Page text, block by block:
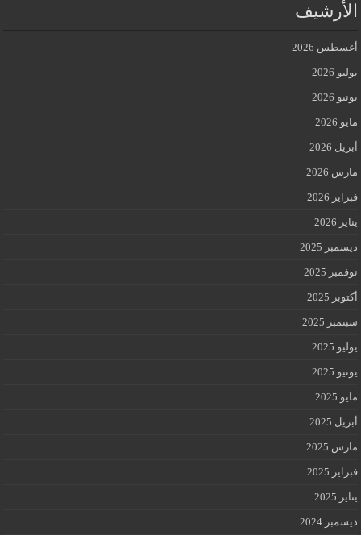
الأرشيف
أغسطس 2026
يوليو 2026
يونيو 2026
مايو 2026
أبريل 2026
مارس 2026
فبراير 2026
يناير 2026
ديسمبر 2025
نوفمبر 2025
أكتوبر 2025
سبتمبر 2025
يوليو 2025
يونيو 2025
مايو 2025
أبريل 2025
مارس 2025
فبراير 2025
يناير 2025
ديسمبر 2024